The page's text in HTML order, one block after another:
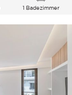
1 Badezimmer